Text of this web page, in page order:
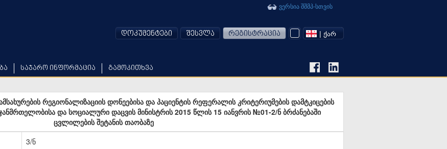
საჯარო ინფორმაცია გამოკითხვა
ვერსია შშმპ-სთვის
დოკუმენტები შესვლა რეგისტრაცია | ᲥᲐᲠ
რეგიონალიზაციის დონეებისა და პაციენტის რეფერალის კრიტერიუმების დამტკიცების
და სოციალური დაცვის მინისტრის 2015 წლის 15 იანვრის №01-2/ნ ბრძანებაში
ცვლილების შეტანის თაობაზე
3/ნ